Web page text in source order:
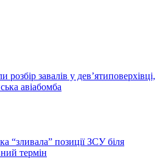
завалів у дев’ятиповерхівці,
авіабомба
“зливала” позиції ЗСУ біля
термін